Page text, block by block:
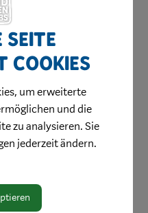
Seite
Cookies
um erweiterte
und die
zu analysieren. Sie
jederzeit ändern.